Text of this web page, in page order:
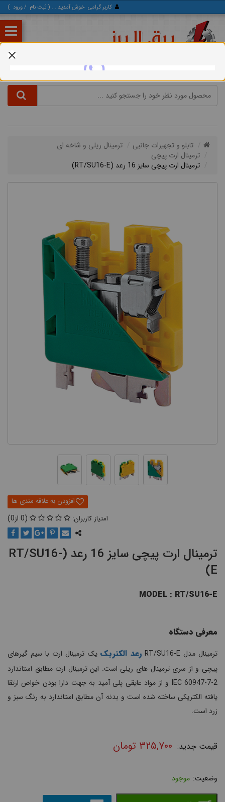
کاربر گرامی خوش آمدید ... ( ثبت‌ نام /ورود )
تابلو و تجهیزات جانبی
ترمینال ریلی و شاخه ای
ترمینال ارت پیچی
ترمینال ارت پیچی سایز 16 رعد (RT/SU16-E)
0
0
ترمینال ارت پیچی سایز 16 رعد (RT/SU16-
E)
MODEL : RT/SU16-E
معرفی دستگاه
ترمینال مدل RT/SU16-E رعد الکتریک یک ترمینال ارت با سیم گیرهای
پیچی و از سری ترمینال های ریلی است. این ترمینال ارت مطابق استاندارد
IEC 60947-7-2 و از مواد عایقی پلی آمید به جهت دارا بودن خواص ارتقا
یافته الکتریکی ساخته شده است و بدنه آن مطابق استاندارد به رنگ سبز و
زرد است.
۳۲۵,۷۰۰ تومان
موجود